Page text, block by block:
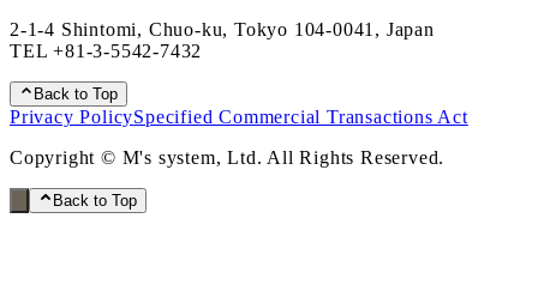
2-1-4 Shintomi, Chuo-ku, Tokyo 104-0041, Japan
TEL+81-3-5542-7432
Back to Top
Privacy PolicySpecified Commercial Transactions Act
Copyright © M's system, Ltd. All Rights Reserved.
Back to Top